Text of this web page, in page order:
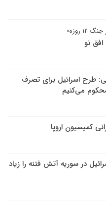
روزه»
نو
طرح اسرائیل برای تصرف
می‌کنیم
کمیسیون اروپا
در سوریه آتش فتنه را زیاد